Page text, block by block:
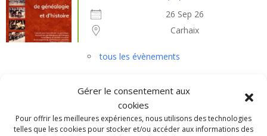
Gérer le consentement aux
cookies
Pour offrir les meilleures expériences, nous utilisons des technologies
telles que les cookies pour stocker et/ou accéder aux informations des
26 Sep 26
Carhaix
tous les évènements
Catégories
Abonnement